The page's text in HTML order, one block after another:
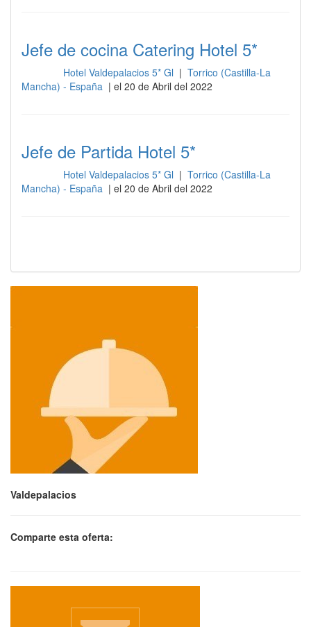
Jefe de cocina Catering Hotel 5*
Hotel Valdepalacios 5* Gl | Torrico (Castilla-La
Mancha) - España | el 20 de Abril del 2022
Jefe de Partida Hotel 5*
Hotel Valdepalacios 5* Gl | Torrico (Castilla-La
Mancha) - España | el 20 de Abril del 2022
Valdepalacios
Comparte esta oferta: